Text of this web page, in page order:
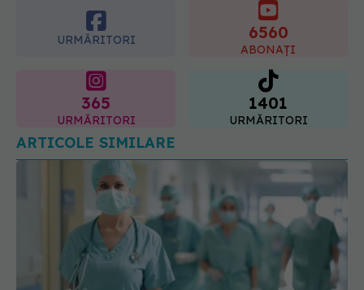
URMĂRITORI 6560
ABONAȚI
365
URMĂRITORI
1401
URMĂRITORI
ARTICOLE SIMILARE